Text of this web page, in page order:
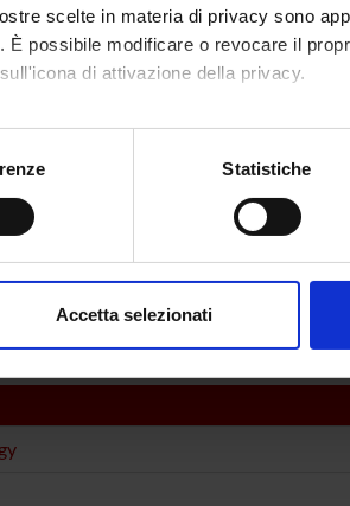
scelte in materia di privacy sono
possibile modificare o revocare il
di attivazione della privacy.
geografica, con
momento dalla Dichiarazione sui
Statistiche
Accetta selezionati
IN THE PROJECT